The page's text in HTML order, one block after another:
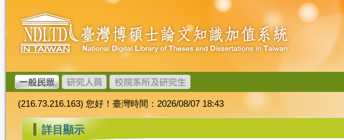
跳
到
主
要
內
容
臺
灣
博
碩
士
論
文
加
值
系
(216.73.216.163) 您好！臺灣時間：2026/08/07 18:43
::: 詳目顯示